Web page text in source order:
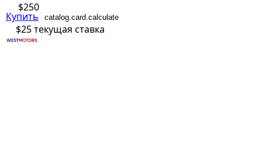
$250
Купить catalog.card.calculate
$25текущая ставка